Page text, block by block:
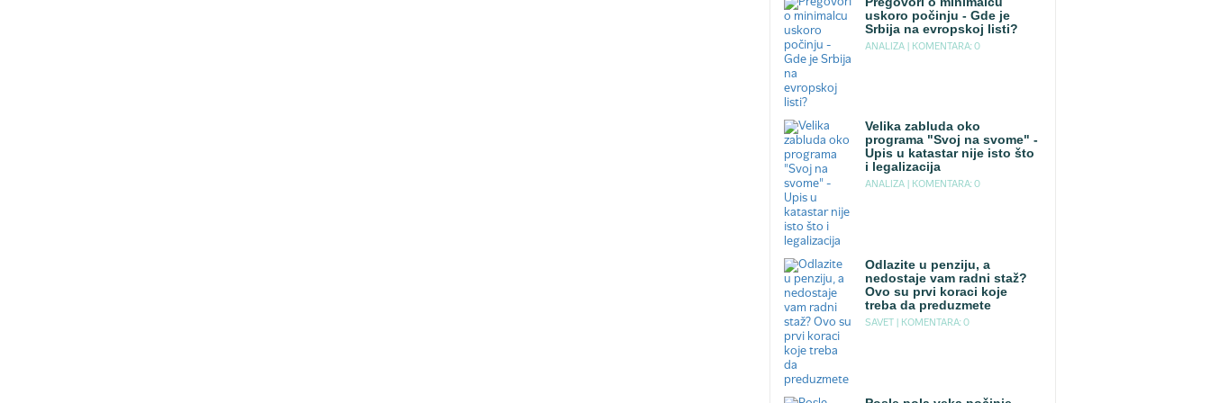
uskoro počinju - Gde je
Srbija na evropskoj listi?
ANALIZA | KOMENTARA: 0
Velika zabluda oko
programa "Svoj na svome" -
Upis u katastar nije isto što
i legalizacija
ANALIZA | KOMENTARA: 0
Odlazite u penziju, a
nedostaje vam radni staž?
Ovo su prvi koraci koje
treba da preduzmete
SAVET | KOMENTARA: 0